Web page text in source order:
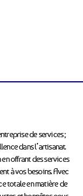
de services ;
dans l’artisanat.
offrant des services
à vos besoins. Avec
totale en matière de